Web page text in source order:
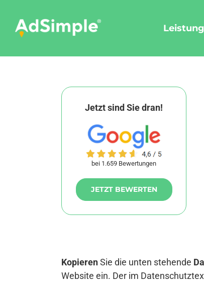
content
Jetzt sind Sie dran!
bei 1.659 Bewertungen
JETZT BEWERTEN
KopierenSie die unten stehende
Website ein. Der im